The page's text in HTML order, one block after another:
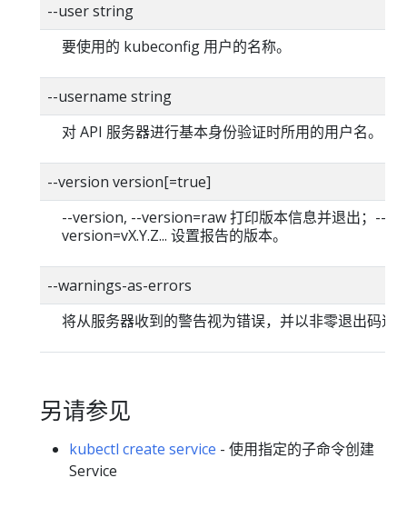
--user string
要使用的 kubeconfig 用户的名称。
--username string
对 API 服务器进行基本身份验证时所用的用户名。
--version version[=true]
--version, --version=raw 打印版本信息并退出；--
version=vX.Y.Z... 设置报告的版本。
--warnings-as-errors
将从服务器收到的警告视为错误，并以非零退出码退
另请参见
kubectl create service - 使用指定的子命令创建
Service